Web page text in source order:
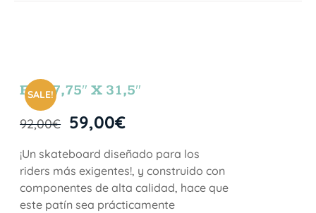
SALE!
FUN 7,75″ X 31,5″
92,00€ 59,00€
¡Un skateboard diseñado para los
riders más exigentes!, y construido con
componentes de alta calidad, hace que
este patín sea prácticamente